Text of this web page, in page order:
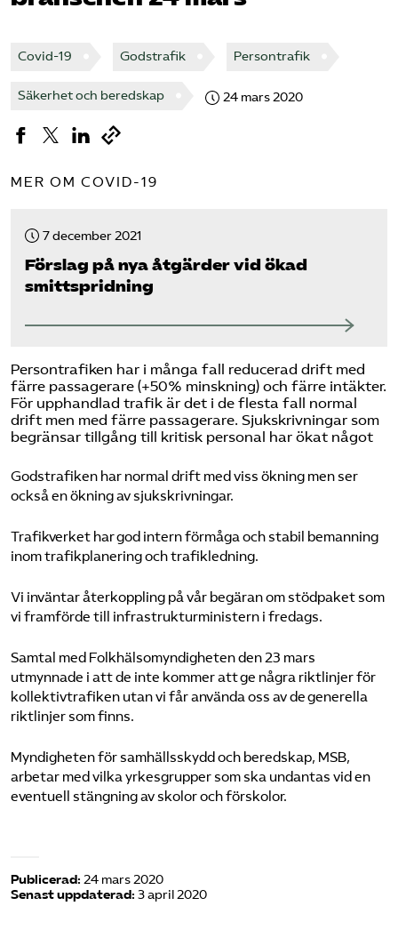
Sök på tagforetagen.se
Covid-19 Godstrafik Persontrafik
Säkerhet och beredskap 24 mars 2020
MER OM COVID-19
7 december 2021
Förslag på nya åtgärder vid ökad
smittspridning
Persontrafiken har i många fall reducerad drift med
färre passagerare (+50% minskning) och färre intäkter.
För upphandlad trafik är det i de flesta fall normal
drift men med färre passagerare. Sjukskrivningar som
begränsar tillgång till kritisk personal har ökat något
Godstrafiken har normal drift med viss ökning men ser
också en ökning av sjukskrivningar.
Trafikverket har god intern förmåga och stabil bemanning
inom trafikplanering och trafikledning.
Vi inväntar återkoppling på vår begäran om stödpaket som
vi framförde till infrastrukturministern i fredags.
Samtal med Folkhälsomyndigheten den 23 mars
utmynnade i att de inte kommer att ge några riktlinjer för
kollektivtrafiken utan vi får använda oss av de generella
riktlinjer som finns.
Myndigheten för samhällsskydd och beredskap, MSB,
arbetar med vilka yrkesgrupper som ska undantas vid en
eventuell stängning av skolor och förskolor.
Publicerad: 24 mars 2020
Senast uppdaterad: 3 april 2020